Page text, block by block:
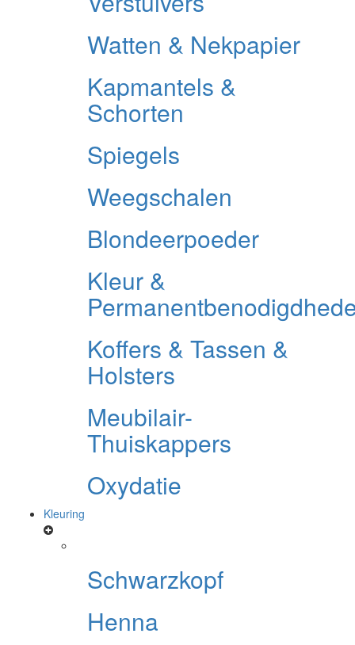
Watten & Nekpapier
Kapmantels &
Schorten
Spiegels
Weegschalen
Blondeerpoeder
Kleur &
Koffers & Tassen &
Holsters
Meubilair-
Thuiskappers
Oxydatie
Kleuring
Schwarzkopf
Henna